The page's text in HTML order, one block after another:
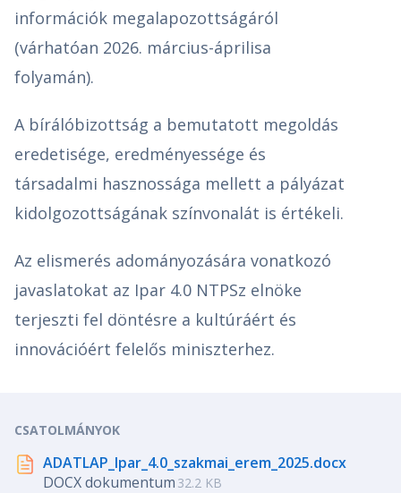
információk megalapozottságáról
(várhatóan 2026. március-áprilisa
folyamán).
A bírálóbizottság a bemutatott megoldás
eredetisége, eredményessége és
társadalmi hasznossága mellett a pályázat
kidolgozottságának színvonalát is értékeli.
Az elismerés adományozására vonatkozó
javaslatokat az Ipar 4.0 NTPSz elnöke
terjeszti fel döntésre a kultúráért és
innovációért felelős miniszterhez.
CSATOLMÁNYOK
ADATLAP_Ipar_4.0_szakmai_erem_2025.docx
DOCX dokumentum 32.2 KB